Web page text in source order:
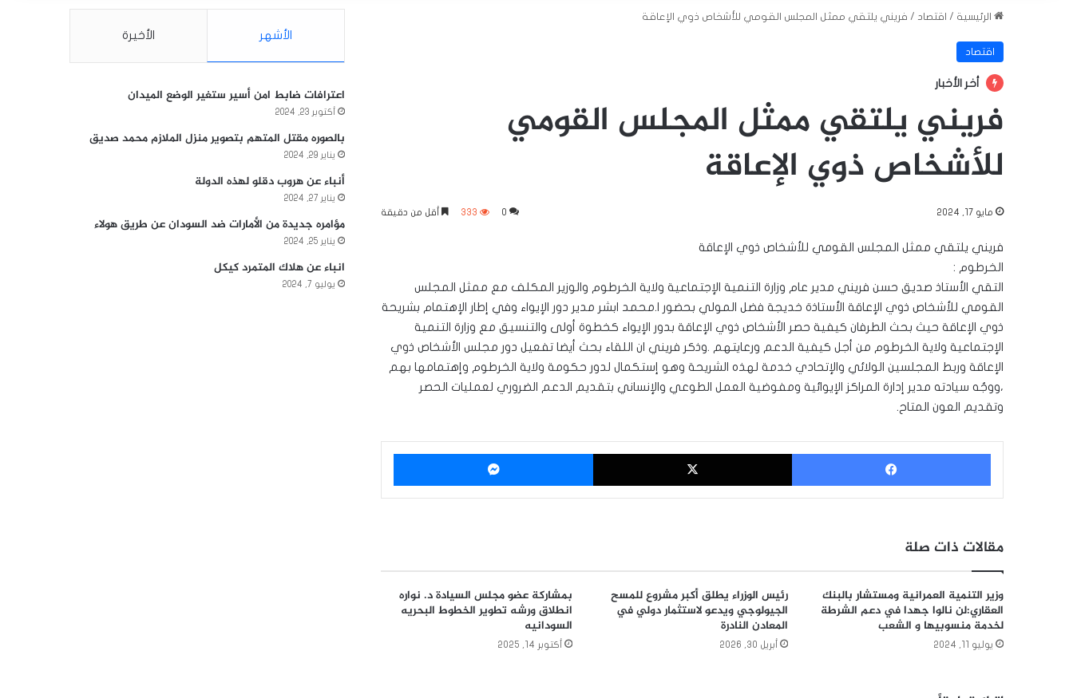
الرئيسية / اقتصاد / فريني يلتقي ممثل المجلس القومي للأشخاص ذوي الإعاقة
اقتصاد
أخر الأخبار
فريني يلتقي ممثل المجلس القومي
للأشخاص ذوي الإعاقة
مايو 17, 2024 0
333 أقل من دقيقة
فريني يلتقي ممثل المجلس القومي للأشخاص ذوي الإعاقة
الخرطوم :
التقي الأستاذ صديق حسن فريني مدير عام وزارة التنمية الإجتماعية ولاية الخرطوم والوزير المكلف مع ممثل المجلس
القومي للأشخاص ذوي الإعاقة الأستاذة خديجة فضل المولي بحضور ا.محمد ابشر مدير دور الإيواء وفي إطار الإهتمام بشريحة
ذوي الإعاقة حيث بحث الطرفان كيفية حصر الأشخاص ذوي الإعاقة بدور الإيواء كخطوة أولى والتنسيق مع وزارة التنمية
الإجتماعية ولاية الخرطوم من أجل كيفية الدعم ورعايتهم .وذكر فريني ان اللقاء بحث أيضا تفعيل دور مجلس الأشخاص ذوي
الإعاقة وربط المجلسين الولائي والإتحادي خدمة لهذه الشريحة وهو إستكمال لدور حكومة ولاية الخرطوم وإهتمامها بهم
،ووجٌه سيادته مدير إدارة المراكز الإيوائية ومفوضية العمل الطوعي والإنساني بتقديم الدعم الضروري لعمليات الحصر
وتقديم العون المتاح.
فيسبوك ‫X
مقالات ذات صلة
وزير التنمية العمرانية ومستشار بالبنك
العقاري:لن نالوا جهدا في دعم الشرطة
لخدمة منسوبيها و الشعب
يوليو 11, 2024
رئيس الوزراء يطلق أكبر مشروع للمسح
الجيولوجي ويدعو لاستثمار دولي في
المعادن النادرة
أبريل 30, 2026
بمشاركة عضو مجلس السيادة د. نواره
انطلاق ورشه تطوير الخطوط البحريه
السودانيه
أكتوبر 14, 2025
الأشهر الأخيرة
اعترافات ضابط امن أسير ستغير الوضع الميدان
أكتوبر 23, 2024
بالصوره مقتل المتهم بتصوير منزل الملازم محمد صديق
يناير 29, 2024
أنباء عن هروب دقلو لهذه الدولة
يناير 27, 2024
مؤامره جديدة من الأمارات ضد السودان عن طريق هولاء
يناير 25, 2024
انباء عن هلاك المتمرد كيكل
يوليو 7, 2024